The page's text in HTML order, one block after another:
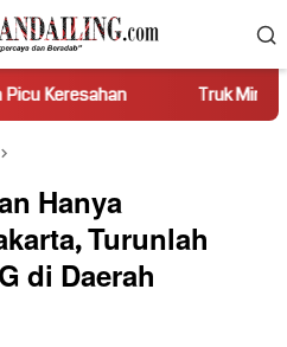
Truk Miring Hambat Arus
Hanya
Turunlah
di Daerah